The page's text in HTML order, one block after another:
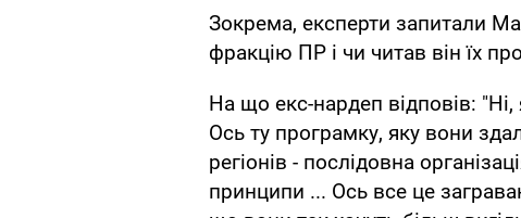
Зокрема, експерти запитали
фракцію ПР і чи читав він їх
На що екс-нардеп відповів:
Ось ту програмку, яку вони
регіонів - послідовна
принципи ... Ось все це